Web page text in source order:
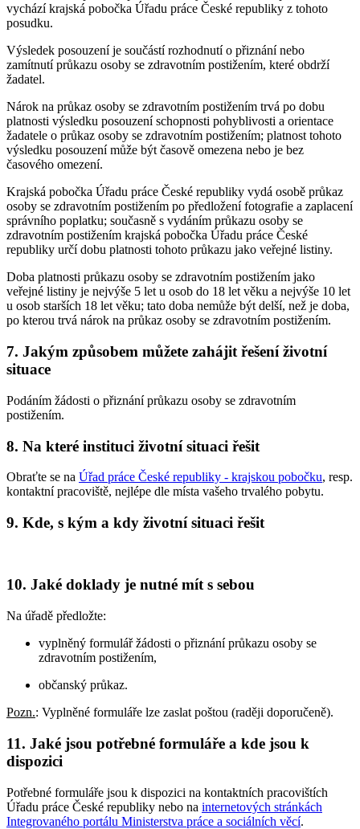
vychází krajská pobočka Úřadu práce České republiky z tohoto
posudku.
Výsledek posouzení je součástí rozhodnutí o přiznání nebo
zamítnutí průkazu osoby se zdravotním postižením, které obdrží
žadatel.
Nárok na průkaz osoby se zdravotním postižením trvá po dobu
platnosti výsledku posouzení schopnosti pohyblivosti a orientace
žadatele o průkaz osoby se zdravotním postižením; platnost tohoto
výsledku posouzení může být časově omezena nebo je bez
časového omezení.
Krajská pobočka Úřadu práce České republiky vydá osobě průkaz
osoby se zdravotním postižením po předložení fotografie a zaplacení
správního poplatku; současně s vydáním průkazu osoby se
zdravotním postižením krajská pobočka Úřadu práce České
republiky určí dobu platnosti tohoto průkazu jako veřejné listiny.
Doba platnosti průkazu osoby se zdravotním postižením jako
veřejné listiny je nejvýše 5 let u osob do 18 let věku a nejvýše 10 let
u osob starších 18 let věku; tato doba nemůže být delší, než je doba,
po kterou trvá nárok na průkaz osoby se zdravotním postižením.
7. Jakým způsobem můžete zahájit řešení životní
situace
Podáním žádosti o přiznání průkazu osoby se zdravotním
postižením.
8. Na které instituci životní situaci řešit
Obraťte se na Úřad práce České republiky - krajskou pobočku, resp.
kontaktní pracoviště, nejlépe dle místa vašeho trvalého pobytu.
9. Kde, s kým a kdy životní situaci řešit
10. Jaké doklady je nutné mít s sebou
Na úřadě předložte:
vyplněný formulář žádosti o přiznání průkazu osoby se
zdravotním postižením,
občanský průkaz.
Pozn.: Vyplněné formuláře lze zaslat poštou (raději doporučeně).
11. Jaké jsou potřebné formuláře a kde jsou k
dispozici
Potřebné formuláře jsou k dispozici na kontaktních pracovištích
Úřadu práce České republiky nebo na internetových stránkách
Integrovaného portálu Ministerstva práce a sociálních věcí.